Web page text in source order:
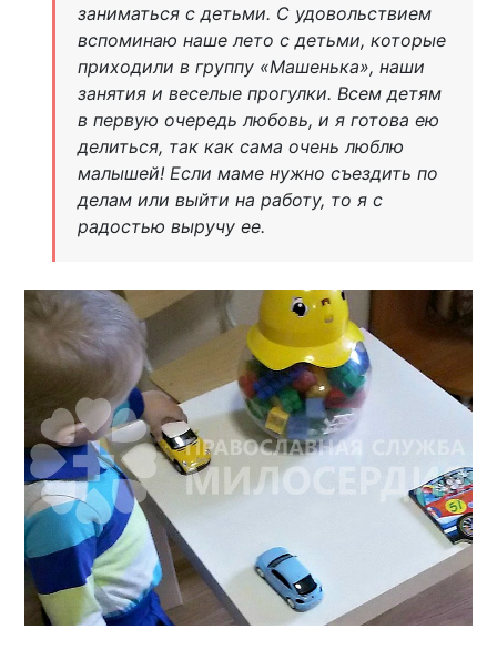
заниматься с детьми. С удовольствием
вспоминаю наше лето с детьми, которые
приходили в группу «Машенька», наши
занятия и веселые прогулки. Всем детям
в первую очередь любовь, и я готова ею
делиться, так как сама очень люблю
малышей! Если маме нужно съездить по
делам или выйти на работу, то я с
радостью выручу ее.